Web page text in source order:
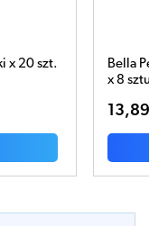
Bella Perfecta Maxi